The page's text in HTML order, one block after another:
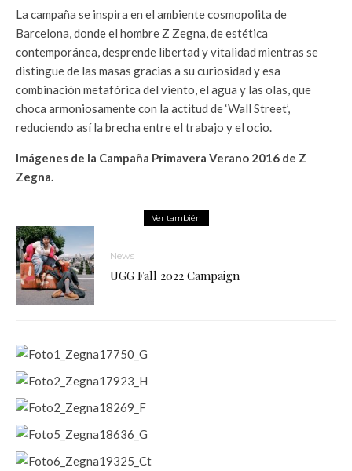
La campaña se inspira en el ambiente cosmopolita de
Barcelona, donde el hombre Z Zegna, de estética
contemporánea, desprende libertad y vitalidad mientras se
distingue de las masas gracias a su curiosidad y esa
combinación metafórica del viento, el agua y las olas, que
choca armoniosamente con la actitud de ‘Wall Street’,
reduciendo así la brecha entre el trabajo y el ocio.
Imágenes de la Campaña Primavera Verano 2016 de Z
Zegna.
Ver también
News
UGG Fall 2022 Campaign